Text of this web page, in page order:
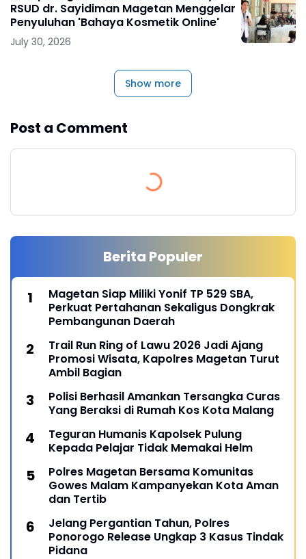
RSUD dr. Sayidiman Magetan Menggelar
Penyuluhan 'Bahaya Kosmetik Online'
July 30, 2026
Show more
Post a Comment
Berita Populer
Magetan Siap Miliki Yonif TP 529 SBA,
Perkuat Pertahanan Sekaligus Dongkrak
Pembangunan Daerah
Trail Run Ring of Lawu 2026 Jadi Ajang
Promosi Wisata, Kapolres Magetan Turut
Ambil Bagian
Polisi Berhasil Amankan Tersangka Curas
Yang Beraksi di Rumah Kos Kota Malang
Teguran Humanis Kapolsek Pulung
Kepada Pelajar Tidak Memakai Helm
Polres Magetan Bersama Komunitas
Gowes Malam Kampanyekan Kota Aman
dan Tertib
Jelang Pergantian Tahun, Polres
Ponorogo Release Ungkap 3 Kasus Tindak
Pidana